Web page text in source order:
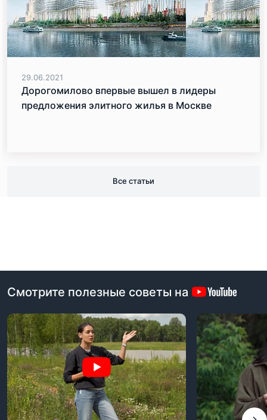
29.06.2021
Дорогомилово впервые вышел в лидеры
предложения элитного жилья в Москве
Все статьи
Смотрите полезные советы на